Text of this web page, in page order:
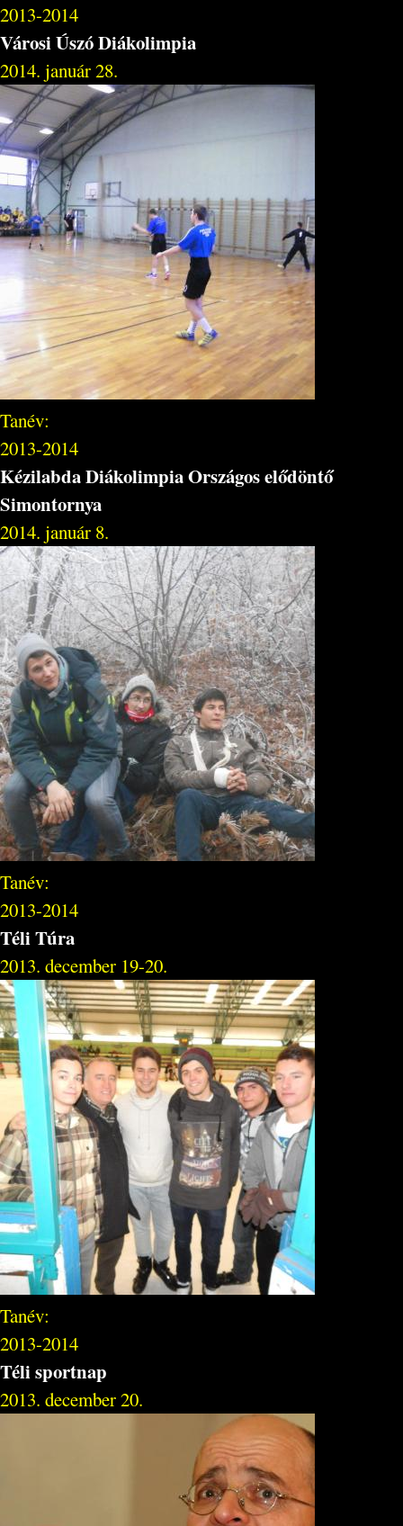
2013-2014
Városi Úszó Diákolimpia
2014. január 28.
Tanév:
2013-2014
Kézilabda Diákolimpia Országos elődöntő
Simontornya
2014. január 8.
Tanév:
2013-2014
Téli Túra
2013. december 19-20.
Tanév:
2013-2014
Téli sportnap
2013. december 20.